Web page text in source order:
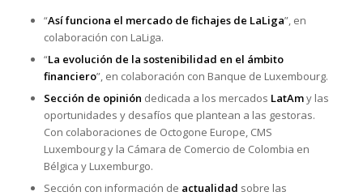
“Así funciona el mercado de fichajes de LaLiga”, en
colaboración con LaLiga.
“La evolución de la sostenibilidad en el ámbito
financiero”, en colaboración con Banque de Luxembourg.
Sección de opinión dedicada a los mercados LatAmy las
oportunidades y desafíos que plantean a las gestoras.
Con colaboraciones de Octogone Europe, CMS
Luxembourg y la Cámara de Comercio de Colombia en
Bélgica y Luxemburgo.
Sección con información de actualidad sobre las